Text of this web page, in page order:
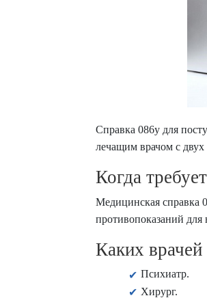
Справка 086у для
лечащим врачом с двух
Когда
Медицинская справка
противопоказаний
Каких
Психиатр.
Хирург.